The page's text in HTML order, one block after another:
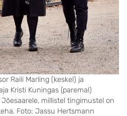
Raili Marling (keskel) ja
Kristi Kuningas (paremal)
millistel tingimustel on
Foto: Jassu Hertsmann